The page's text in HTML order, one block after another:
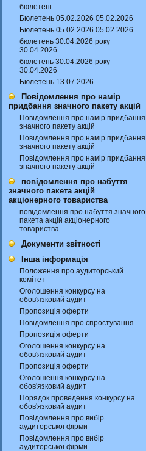
бюлетені
Бюлетень 05.02.2026 05.02.2026
Бюлетень 05.02.2026 05.02.2026
бюлетень 30.04.2026 року
30.04.2026
бюлетень 30.04.2026 року
30.04.2026
Бюлетень 13.07.2026
Повідомлення про намір
придбання значного пакету акцій
Повідомлення про намір придбання
значного пакету акцій
Повідомлення про намір придбання
значного пакету акцій
Повідомлення про намір придбання
значного пакету акцій
повідомлення про набуття
значного пакета акцій
акціонерного товариства
повідомлення про набуття значного
пакета акцій акціонерного
товариства
Документи звітності
Інша інформація
Положення про аудиторський
комітет
Оголошення конкурсу на
обов'язковий аудит
Пропозиція оферти
Повідомлення про спростування
Пропозиція оферти
Оголошення конкурсу на
обов'язковий аудит
Пропозиція оферти
Оголошення конкурсу на
обов'язковий аудит
Порядок проведення конкурсу на
обов'язковий аудит
Повідомлення про вибір
аудиторської фірми
Повідомлення про вибір
аудиторської фірми